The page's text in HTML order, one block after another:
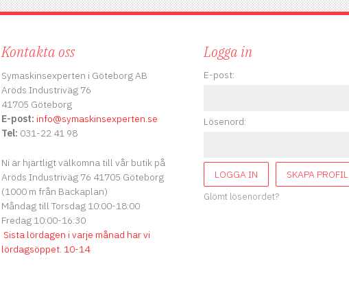
Kontakta oss
Symaskinsexperten i Göteborg AB
Aröds Industriväg 76
41705 Göteborg
E-post: info@symaskinsexperten.se
Tel: 031-22 41 98
Ni är hjärtligt välkomna till vår butik på
Aröds Industriväg 76 41705 Göteborg
(1000 m från Backaplan)
Måndag till Torsdag 10:00-18:00
Fredag 10:00-16:30
Sista lördagen i varje månad har vi
lördagsöppet. 10-14
Logga in
E-post:
Lösenord:
LOGGA IN SKAPA PROFIL
Glömt lösenordet?